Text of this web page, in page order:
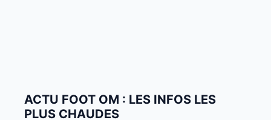
ACTU FOOT OM : LES INFOS LES
PLUS CHAUDES